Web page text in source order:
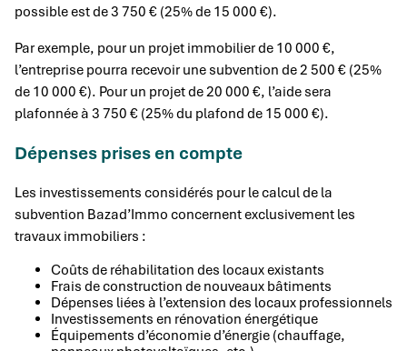
possible est de 3 750 € (25% de 15 000 €).
Par exemple, pour un projet immobilier de 10 000 €,
l’entreprise pourra recevoir une subvention de 2 500 € (25%
de 10 000 €). Pour un projet de 20 000 €, l’aide sera
plafonnée à 3 750 € (25% du plafond de 15 000 €).
Dépenses prises en compte
Les investissements considérés pour le calcul de la
subvention Bazad’Immo concernent exclusivement les
travaux immobiliers :
Coûts de réhabilitation des locaux existants
Frais de construction de nouveaux bâtiments
Dépenses liées à l’extension des locaux professionnels
Investissements en rénovation énergétique
Équipements d’économie d’énergie (chauffage,